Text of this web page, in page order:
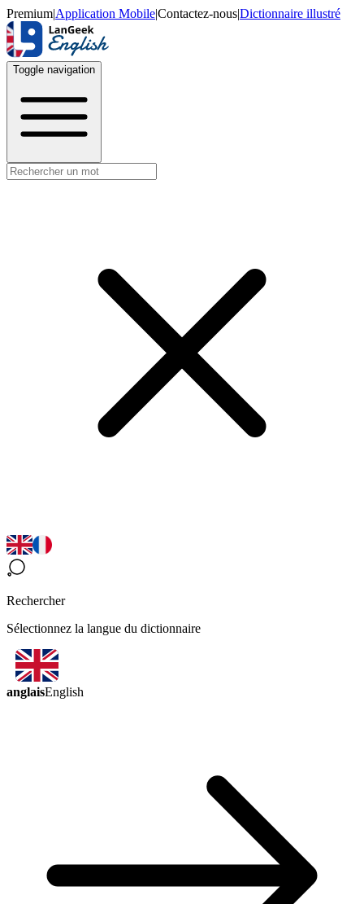
Premium|Application Mobile|Contactez-nous|Dictionnaire illustré
Toggle navigation
Rechercher
Sélectionnez la langue du dictionnaire
anglaisEnglish